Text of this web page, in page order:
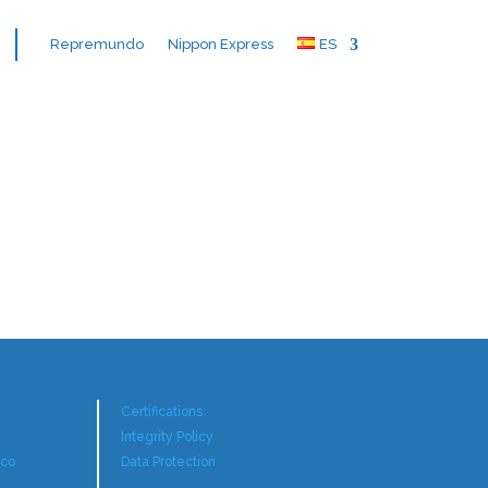
Repremundo Nippon Express ES
Certifications
Integrity Policy
Data Protection